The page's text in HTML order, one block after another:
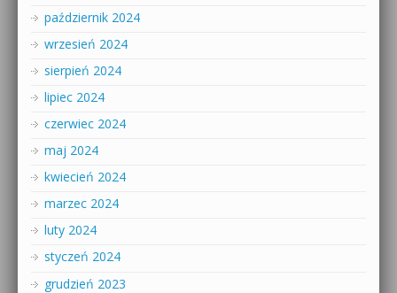
październik 2024
wrzesień 2024
sierpień 2024
lipiec 2024
czerwiec 2024
maj 2024
kwiecień 2024
marzec 2024
luty 2024
styczeń 2024
grudzień 2023